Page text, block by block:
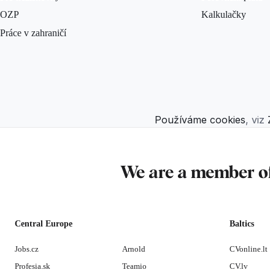
OZP
Práce v zahraničí
Kalkulačky
Používáme cookies, viz
We are a member
Central Europe
Jobs.cz
Profesia.sk
Arnold
Teamio
Baltics
CVonline.lt
CV.lv